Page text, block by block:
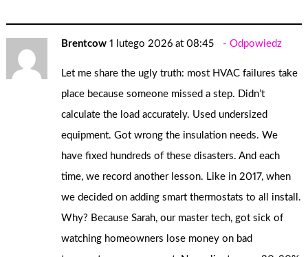
Brentcow 1 lutego 2026 at 08:45 Odpowiedz
Let me share the ugly truth: most HVAC failures take
place because someone missed a step. Didn’t
calculate the load accurately. Used undersized
equipment. Got wrong the insulation needs. We
have fixed hundreds of these disasters. And each
time, we record another lesson. Like in 2017, when
we decided on adding smart thermostats to all install.
Why? Because Sarah, our master tech, got sick of
watching homeowners lose money on bad